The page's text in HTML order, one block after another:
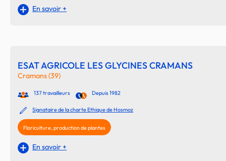
En savoir +
ESAT AGRICOLE LES GLYCINES CRAMANS
Cramans (39)
137 travailleurs Depuis 1982
Signataire de la charte Ethique de Hosmoz
Floriculture, production de plantes
En savoir +